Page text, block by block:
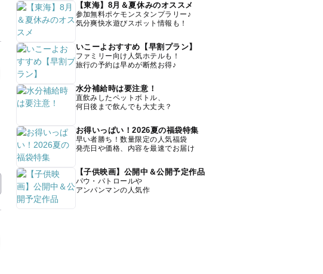
【東海】8月＆夏休みのオススメ
参加無料ポケモンスタンプラリー♪
気分爽快水遊びスポット情報も！
いこーよおすすめ【早割プラン】
ファミリー向け人気ホテルも！
旅行の予約は早めが断然お得♪
水分補給時は要注意！
直飲みしたペットボトル、
何日後まで飲んでも大丈夫？
お得いっぱい！2026夏の福袋特集
早い者勝ち！数量限定の人気福袋
発売日や価格、内容を最速でお届け
【子供映画】公開中＆公開予定作品
パウ・パトロールや
アンパンマンの人気作